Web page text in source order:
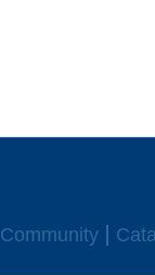
Community